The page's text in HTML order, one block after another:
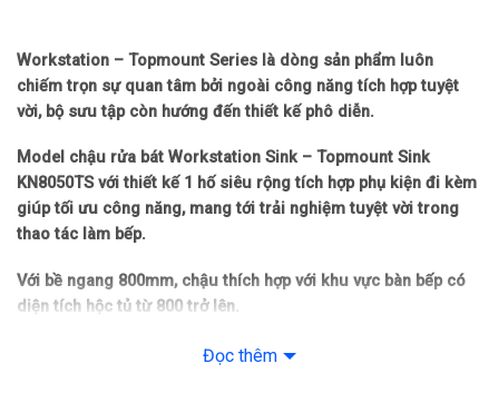
Workstation – Topmount Series là dòng sản phẩm luôn
chiếm trọn sự quan tâm bởi ngoài công năng tích hợp tuyệt
vời, bộ sưu tập còn hướng đến thiết kế phô diễn.
Model chậu rửa bát Workstation Sink – Topmount Sink
KN8050TS với thiết kế 1 hố siêu rộng tích hợp phụ kiện đi kèm
giúp tối ưu công năng, mang tới trải nghiệm tuyệt vời trong
thao tác làm bếp.
Với bề ngang 800mm, chậu thích hợp với khu vực bàn bếp có
diện tích hộc tủ từ 800 trở lên.
Đọc thêm